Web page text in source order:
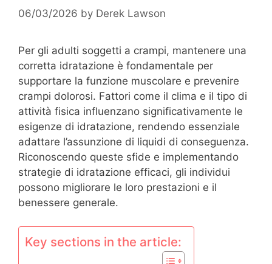
06/03/2026 by Derek Lawson
Per gli adulti soggetti a crampi, mantenere una
corretta idratazione è fondamentale per
supportare la funzione muscolare e prevenire
crampi dolorosi. Fattori come il clima e il tipo di
attività fisica influenzano significativamente le
esigenze di idratazione, rendendo essenziale
adattare l’assunzione di liquidi di conseguenza.
Riconoscendo queste sfide e implementando
strategie di idratazione efficaci, gli individui
possono migliorare le loro prestazioni e il
benessere generale.
Key sections in the article: